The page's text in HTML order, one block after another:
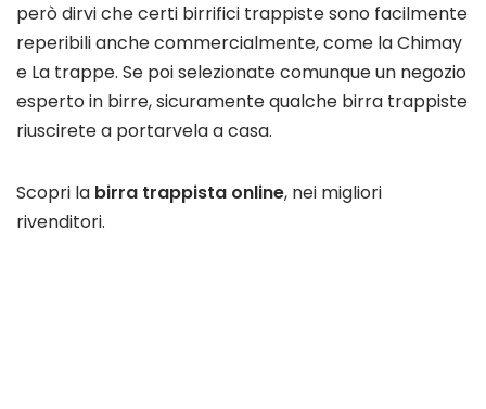
però dirvi che certi birrifici trappiste sono facilmente
reperibili anche commercialmente, come la Chimay
e La trappe. Se poi selezionate comunque un negozio
esperto in birre, sicuramente qualche birra trappiste
riuscirete a portarvela a casa.
Scopri la birra trappista online, nei migliori
rivenditori.